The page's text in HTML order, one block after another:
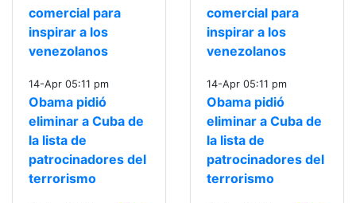
comercial para
inspirar a los
venezolanos
14-Apr 05:11 pm
Obama pidió
eliminar a Cuba de
la lista de
patrocinadores del
terrorismo
comercial para
inspirar a los
venezolanos
14-Apr 05:11 pm
Obama pidió
eliminar a Cuba de
la lista de
patrocinadores del
terrorismo